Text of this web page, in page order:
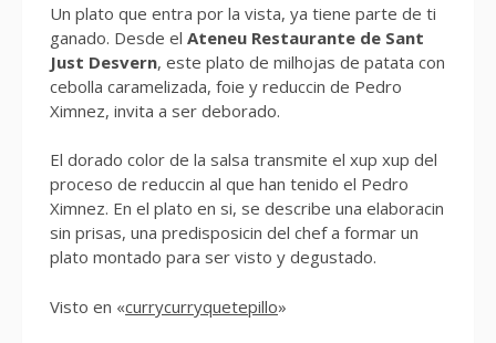
Un plato que entra por la vista, ya tiene parte de ti
ganado. Desde el Ateneu Restaurante de Sant
Just Desvern, este plato de milhojas de patata con
cebolla caramelizada, foie y reduccin de Pedro
Ximnez, invita a ser deborado.
El dorado color de la salsa transmite el xup xup del
proceso de reduccin al que han tenido el Pedro
Ximnez. En el plato en si, se describe una elaboracin
sin prisas, una predisposicin del chef a formar un
plato montado para ser visto y degustado.
Visto en «currycurryquetepillo»